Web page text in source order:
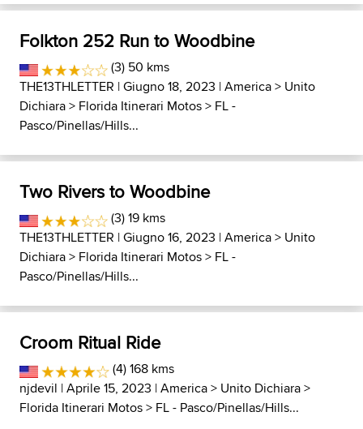
Folkton 252 Run to Woodbine
(3) 50 kms
THE13THLETTER | Giugno 18, 2023 |America> Unito
Dichiara> Florida Itinerari Motos> FL -
Pasco/Pinellas/Hills...
Two Rivers to Woodbine
(3) 19 kms
THE13THLETTER | Giugno 16, 2023 |America> Unito
Dichiara> Florida Itinerari Motos> FL -
Pasco/Pinellas/Hills...
Croom Ritual Ride
(4) 168 kms
njdevil | Aprile 15, 2023 |America> Unito Dichiara>
Florida Itinerari Motos> FL - Pasco/Pinellas/Hills...